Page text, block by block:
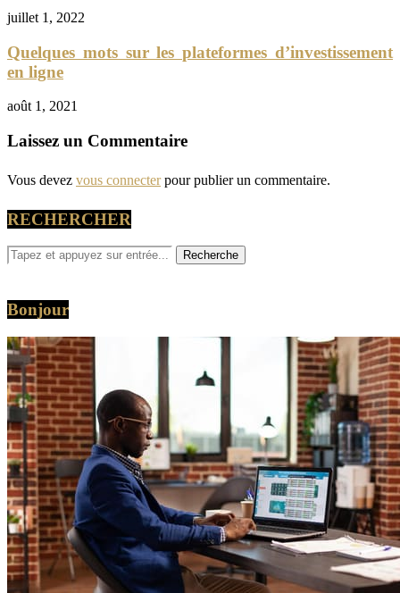
juillet 1, 2022
Quelques mots sur les plateformes d’investissement
en ligne
août 1, 2021
Laissez un Commentaire
Vous devez vous connecterpour publier un commentaire.
RECHERCHER
Bonjour